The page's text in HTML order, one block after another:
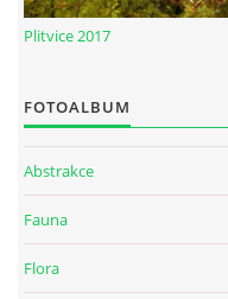
Plitvice 2017
FOTOALBUM
Abstrakce
Fauna
Flora